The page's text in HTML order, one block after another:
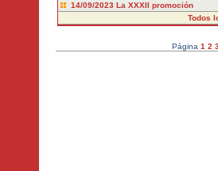
14/09/2023 La XXXII promoción
Todos
Página 1 2